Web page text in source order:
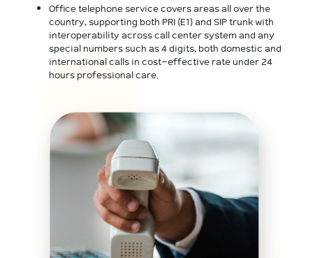
Office telephone service covers areas all over the
country, supporting both PRI (E1) and SIP trunk with
interoperability across call center system and any
special numbers such as 4 digits, both domestic and
international calls in cost-effective rate under 24
hours professional care.